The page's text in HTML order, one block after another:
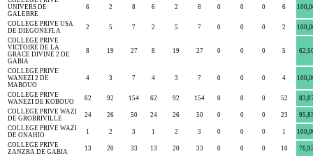
UNIVERS DE
GALEBRE
6 2 8 6 2 8 0 0 0 6
COLLEGE PRIVE USA
DE DIEGONEFLA
2 5 7 2 5 7 0 0 0 2
COLLEGE PRIVE
VICTOIRE DE LA
GRACE DIVINE 2 DE
GABIA
8 19 27 8 19 27 0 0 0 5
COLLEGE PRIVE
WANEZI 2 DE
MABOUO
4 3 7 4 3 7 0 0 0 4
COLLEGE PRIVE
WANEZI DE KOBOUO
62 92 154 62 92 154 0 0 0 52
COLLEGE PRIVE WAZI
DE GROBRIVILLE
24 26 50 24 26 50 0 0 0 23
COLLEGE PRIVE WAZI
DE ONAHIO
1 2 3 1 2 3 0 0 0 1
COLLEGE PRIVE
ZANZRA DE GABIA
13 20 33 13 20 33 0 0 0 10